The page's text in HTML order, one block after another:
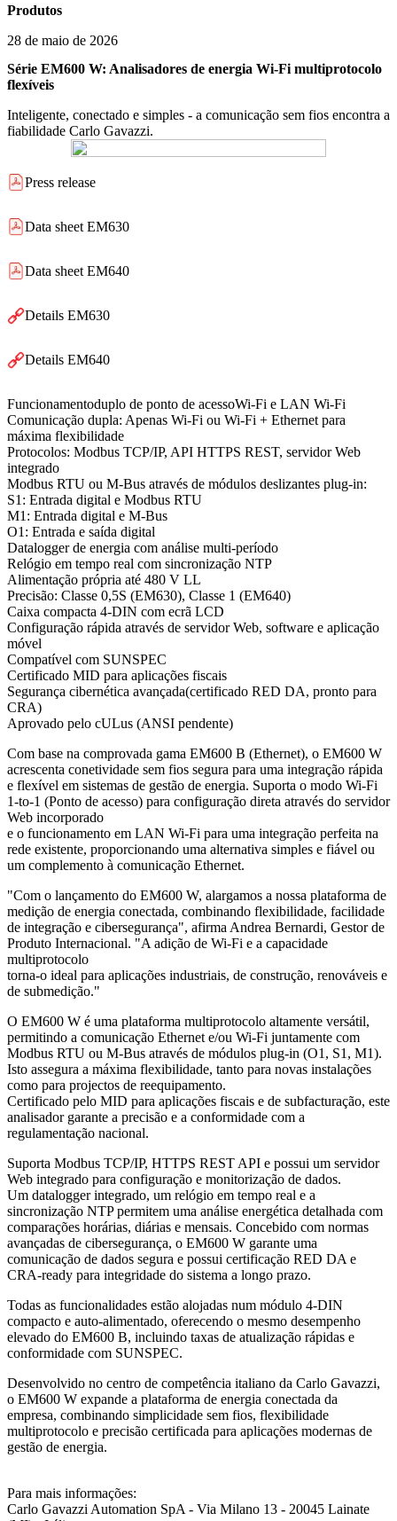
Produtos
28 de maio de 2026
Série EM600 W: Analisadores de energia Wi-Fi multiprotocolo
flexíveis
Inteligente, conectado e simples - a comunicação sem fios encontra a
fiabilidade Carlo Gavazzi.
Press release
Data sheet EM630
Data sheet EM640
Details EM630
Details EM640
Funcionamentoduplo de ponto de acessoWi-Fi e LAN Wi-Fi
Comunicação dupla: Apenas Wi-Fi ou Wi-Fi + Ethernet para
máxima flexibilidade
Protocolos: Modbus TCP/IP, API HTTPS REST, servidor Web
integrado
Modbus RTU ou M-Bus através de módulos deslizantes plug-in:
S1: Entrada digital e Modbus RTU
M1 : Entrada digital e M-Bus
O1 : Entrada e saída digital
Datalogger de energia com análise multi-período
Relógio em tempo real com sincronização NTP
Alimentação própria até 480 V LL
Precisão: Classe 0,5S (EM630), Classe 1 (EM640)
Caixa compacta 4-DIN com ecrã LCD
Configuração rápida através de servidor Web, software e aplicação
móvel
Compatível com SUNSPEC
Certificado MID para aplicações fiscais
Segurança cibernética avançada(certificado RED DA, pronto para
CRA)
Aprovado pelo cULus (ANSI pendente)
Com base na comprovada gama EM600 B (Ethernet), o EM600 W
acrescenta conetividade sem fios segura para uma integração rápida
e flexível em sistemas de gestão de energia. Suporta o modo Wi-Fi
1-to-1 (Ponto de acesso) para configuração direta através do servidor
Web incorporado
e o funcionamento em LAN Wi-Fi para uma integração perfeita na
rede existente, proporcionando uma alternativa simples e fiável ou
um complemento à comunicação Ethernet.
"Com o lançamento do EM600 W, alargamos a nossa plataforma de
medição de energia conectada, combinando flexibilidade, facilidade
de integração e cibersegurança", afirma Andrea Bernardi, Gestor de
Produto Internacional. "A adição de Wi-Fi e a capacidade
multiprotocolo
torna-o ideal para aplicações industriais, de construção, renováveis e
de submedição."
O EM600 W é uma plataforma multiprotocolo altamente versátil,
permitindo a comunicação Ethernet e/ou Wi-Fi juntamente com
Modbus RTU ou M-Bus através de módulos plug-in (O1, S1, M1).
Isto assegura a máxima flexibilidade, tanto para novas instalações
como para projectos de reequipamento.
Certificado pelo MID para aplicações fiscais e de subfacturação, este
analisador garante a precisão e a conformidade com a
regulamentação nacional.
Suporta Modbus TCP/IP, HTTPS REST API e possui um servidor
Web integrado para configuração e monitorização de dados.
Um datalogger integrado, um relógio em tempo real e a
sincronização NTP permitem uma análise energética detalhada com
comparações horárias, diárias e mensais. Concebido com normas
avançadas de cibersegurança, o EM600 W garante uma
comunicação de dados segura e possui certificação RED DA e
CRA-ready para integridade do sistema a longo prazo.
Todas as funcionalidades estão alojadas num módulo 4-DIN
compacto e auto-alimentado, oferecendo o mesmo desempenho
elevado do EM600 B, incluindo taxas de atualização rápidas e
conformidade com SUNSPEC.
Desenvolvido no centro de competência italiano da Carlo Gavazzi,
o EM600 W expande a plataforma de energia conectada da
empresa, combinando simplicidade sem fios, flexibilidade
multiprotocolo e precisão certificada para aplicações modernas de
gestão de energia.
Para mais informações:
Carlo Gavazzi Automation SpA - Via Milano 13 - 20045 Lainate